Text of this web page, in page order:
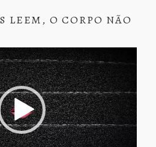
LEEM, O CORPO NÃO